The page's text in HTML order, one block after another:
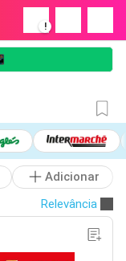
!
Adicionar
Relevância